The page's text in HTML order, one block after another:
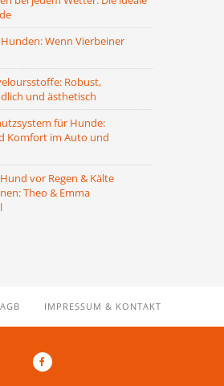
Wenn Vierbeiner
Robust,
und ästhetisch
für Hunde:
Komfort im Auto und
vor Regen & Kälte
Theo & Emma
AGB IMPRESSUM & KONTAKT